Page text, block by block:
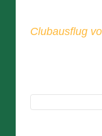
Clubausflug